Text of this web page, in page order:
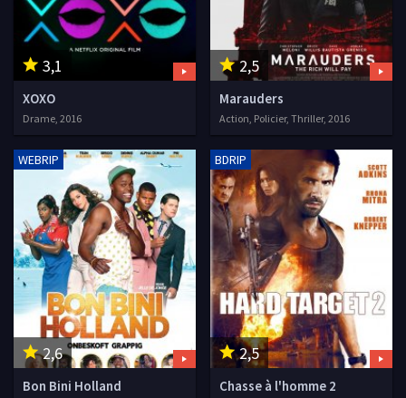
3,1
XOXO
Drame, 2016
2,5
Marauders
Action, Policier, Thriller, 2016
2,6
WEBRIP
Bon Bini Holland
2,5
BDRIP
Chasse à l'homme 2